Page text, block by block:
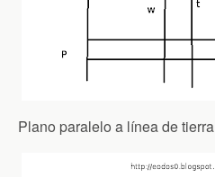
Plano paralelo a línea de tierra